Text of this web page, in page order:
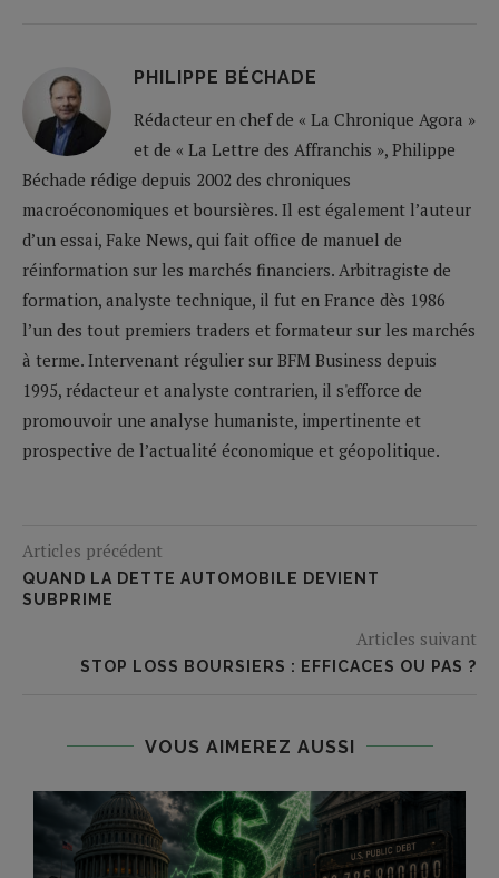
PHILIPPE BÉCHADE
Rédacteur en chef de « La Chronique Agora »
et de « La Lettre des Affranchis », Philippe
Béchade rédige depuis 2002 des chroniques
macroéconomiques et boursières. Il est également l’auteur
d’un essai, Fake News, qui fait office de manuel de
réinformation sur les marchés financiers. Arbitragiste de
formation, analyste technique, il fut en France dès 1986
l’un des tout premiers traders et formateur sur les marchés
à terme. Intervenant régulier sur BFM Business depuis
1995, rédacteur et analyste contrarien, il s'efforce de
promouvoir une analyse humaniste, impertinente et
prospective de l’actualité économique et géopolitique.
Articles précédent
QUAND LA DETTE AUTOMOBILE DEVIENT
SUBPRIME
Articles suivant
STOP LOSS BOURSIERS : EFFICACES OU PAS ?
VOUS AIMEREZ AUSSI